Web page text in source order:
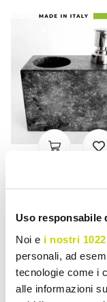
Uso responsabile
Noi e i nostri
personali, ad
tecnologie come i
alle informazioni
zeep met
Made in Italy - Clik
€ 531,61 € 664,51 -